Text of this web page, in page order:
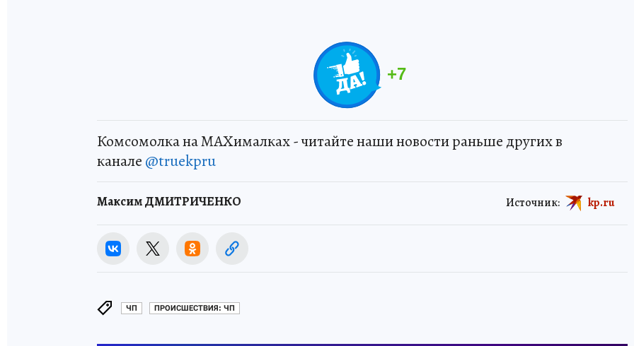
+7
Комсомолка на MAXималках - читайте наши новости раньше других в
канале @truekpru
Максим ДМИТРИЧЕНКО Источник: kp.ru
ЧП ПРОИСШЕСТВИЯ: ЧП